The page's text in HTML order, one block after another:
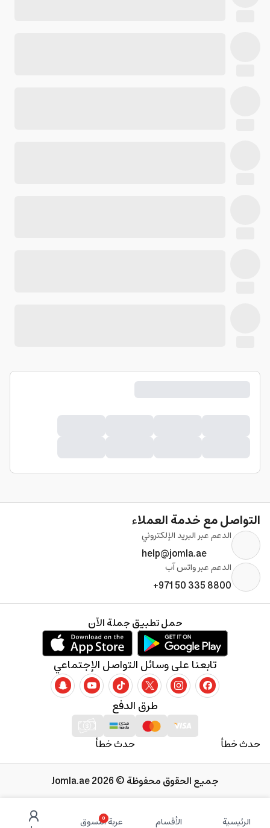
الرئيسية الأقسام 0
عربة التسوق
التواصل مع خدمة العملاء
الدعم عبر البريد الإلكتروني
help@jomla.ae
الدعم عبر واتس آب
+971 50 335 8800
حدث خطأ حدث خطأ
طرق الدفع
تابعنا على وسائل التواصل الإجتماعي
حمل تطبيق جملة الآن
جميع الحقوق محفوظة © 2026 Jomla.ae